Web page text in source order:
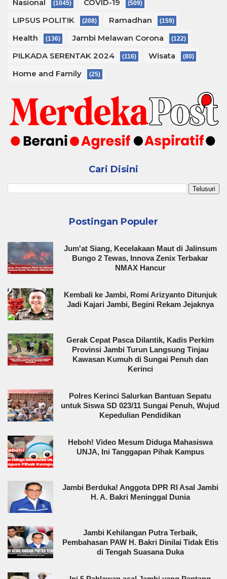
Nasional (1045) COVID-19 (509)
LIPSUS POLITIK (208) Ramadhan (159)
Health (136) Jambi Melawan Corona (122)
PILKADA SERENTAK 2024 (116) Wisata (80)
Home and Family (25)
Cari Disini
Postingan Populer
Jum'at Siang, Kecelakaan Maut di Jalinsum
Bungo 2 Tewas, Innova Zenix Terbakar
NMAX Hancur
Kembali ke Jambi, Romi Arizyanto Ditunjuk
Jadi Kajari Jambi, Begini Rekam Jejaknya
Gerak Cepat Pasca Dilantik, Kadis Perkim
Provinsi Jambi Turun Langsung Tinjau
Kawasan Kumuh di Sungai Penuh dan
Kerinci
Polres Kerinci Salurkan Bantuan Sepatu
untuk Siswa SD 023/11 Sungai Penuh, Wujud
Kepedulian Pendidikan
Heboh! Video Mesum Diduga Mahasiswa
UNJA, Ini Tanggapan Pihak Kampus
Jambi Berduka! Anggota DPR RI Asal Jambi
H. A. Bakri Meninggal Dunia
Jambi Kehilangan Putra Terbaik,
Pembahasan PAW H. Bakri Dinilai Tidak Etis
di Tengah Suasana Duka